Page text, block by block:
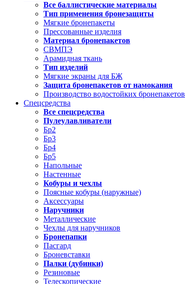
Все баллистические материалы
Тип применения бронезащиты
Мягкие бронепакеты
Прессованные изделия
Материал бронепакетов
СВМПЭ
Арамидная ткань
Тип изделий
Мягкие экраны для БЖ
Защита бронепакетов от намокания
Производство водостойких бронепакетов
Спецсредства
Все спецсредства
Пулеулавливатели
Бр2
Бр3
Бр4
Бр5
Напольные
Настенные
Кобуры и чехлы
Поясные кобуры (наружные)
Аксессуары
Наручники
Металлические
Чехлы для наручников
Бронепапки
Пасгард
Броневставки
Палки (дубинки)
Резиновые
Телескопические